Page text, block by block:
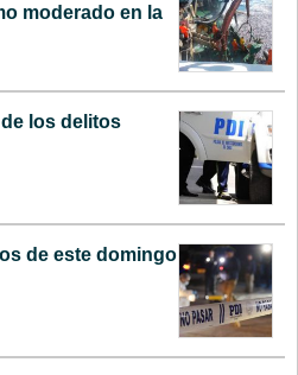
moderado en la
los delitos
de este domingo